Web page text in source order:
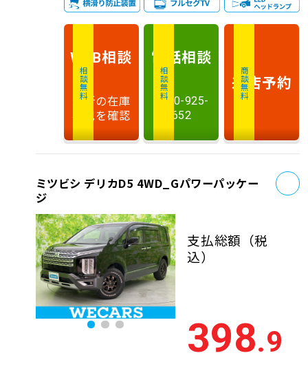
相談無料
WEB相談
最新の在庫
状況を確認
相談無料
電話相談
0120-925-
652
商談無料
来店予約
ミツビシ デリカD5 4WD_Gパワーパッケー
ジ
支払総額 （税
込）
398.9